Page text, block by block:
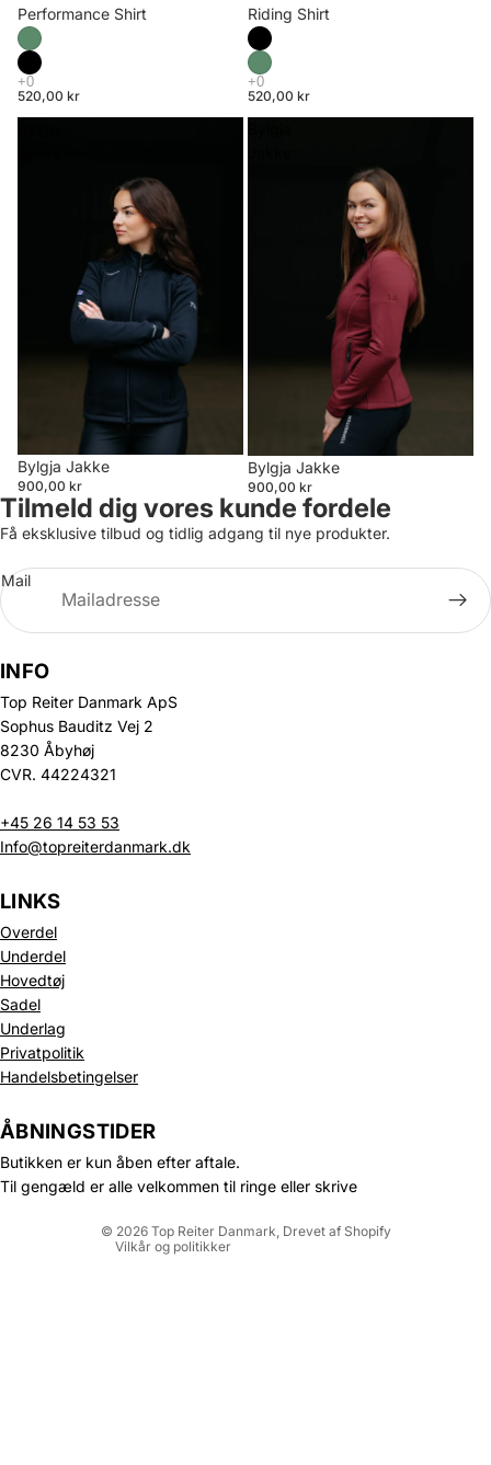
Performance Shirt
520,00 kr
Riding Shirt
520,00 kr
Bylgja Jakke
900,00 kr
Bylgja Jakke
900,00 kr
Tilmeld dig vores kunde fordele
Få eksklusive tilbud og tidlig adgang til nye produkter.
Mail
INFO
Top Reiter Danmark ApS
Sophus Bauditz Vej 2
8230 Åbyhøj
CVR. 44224321
+45 26 14 53 53
Info@topreiterdanmark.dk
LINKS
Overdel
Underdel
Hovedtøj
Sadel
Underlag
Privatpolitik
Handelsbetingelser
ÅBNINGSTIDER
Butikken er kun åben efter aftale.
Til gengæld er alle velkommen til ringe eller skrive
© 2026 Top Reiter Danmark , Drevet af Shopify
Vilkår og politikker
Politik om beskyttelse af persondata
Refusionspolitik
Leveringspolitik
Kontaktinformation